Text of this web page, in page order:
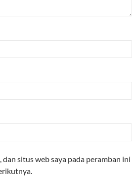
dan situs web saya pada peramban ini